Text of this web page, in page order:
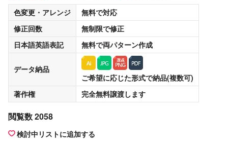
色変更・アレンジ
無料で対応
修正回数
無制限で修正
日本語英語表記
無料で両パターン作成
データ納品
ご希望に応じた形式で納品(複数可)
著作権
完全無料譲渡します
閲覧数 2058
検討中リストに追加する